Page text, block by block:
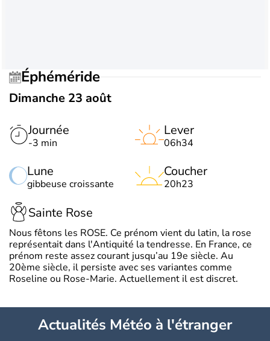
Éphéméride
Dimanche 23 août
Journée
-3 min
Lune
gibbeuse croissante
Lever
06h34
Coucher
20h23
Sainte Rose
Nous fêtons les ROSE. Ce prénom vient du latin, la rose
représentait dans l'Antiquité la tendresse. En France, ce
prénom reste assez courant jusqu’au 19e siècle. Au
20ème siècle, il persiste avec ses variantes comme
Roseline ou Rose-Marie. Actuellement il est discret.
Actualités Météo à l'étranger